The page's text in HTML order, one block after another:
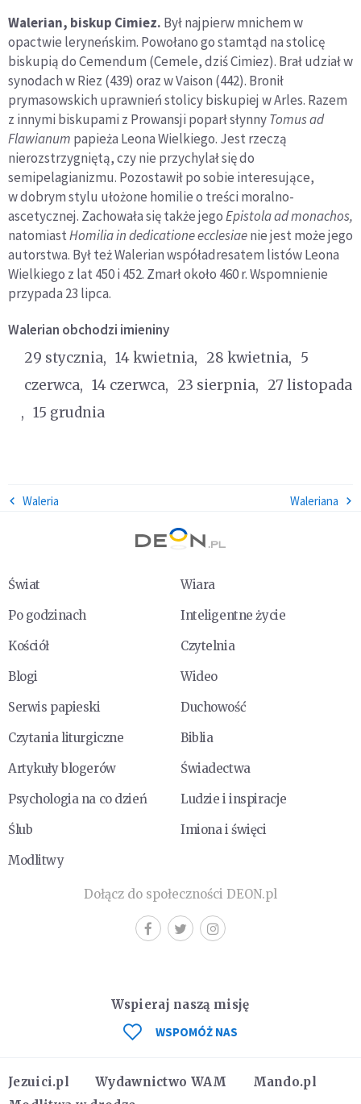
Walerian, biskup Cimiez. Był najpierw mnichem w
opactwie leryneńskim. Powołano go stamtąd na stolicę
biskupią do Cemendum (Cemele, dziś Cimiez). Brał udział w
synodach w Riez (439) oraz w Vaison (442). Bronił
prymasowskich uprawnień stolicy biskupiej w Arles. Razem
z innymi biskupami z Prowansji poparł słynnyTomus ad
Flawianum papieża Leona Wielkiego. Jest rzeczą
nierozstrzygniętą, czy nie przychylał się do
semipelagianizmu. Pozostawił po sobie interesujące,
w dobrym stylu ułożone homilie o treści moralno-
ascetycznej. Zachowała się także jegoEpistola ad monachos,
natomiastHomilia in dedicatione ecclesiaenie jest może jego
autorstwa. Był też Walerian współadresatem listów Leona
Wielkiego z lat 450 i 452. Zmarł około 460 r. Wspomnienie
przypada 23 lipca.
Walerian obchodzi imieniny
29 stycznia 14 kwietnia 28 kwietnia 5
czerwca 14 czerwca 23 sierpnia 27 listopada
15 grudnia
Waleria Waleriana
Świat
Wiara
Po godzinach
Inteligentne życie
Kościół
Czytelnia
Blogi
Wideo
Serwis papieski
Duchowość
Czytania liturgiczne
Biblia
Artykuły blogerów
Świadectwa
Psychologia na co dzień
Ludzie i inspiracje
Ślub
Imiona i święci
Modlitwy
Dołącz do społeczności DEON.pl
Jezuici.pl Wydawnictwo WAM
Mando.pl
Wspieraj naszą misję
WSPOMÓŻ NAS